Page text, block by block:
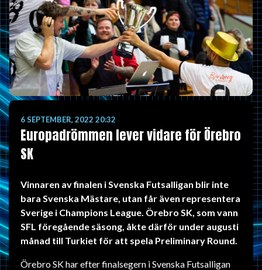
6 SEPTEMBER, 2022 20:32
Europadrömmen lever vidare för Örebro
SK
Vinnaren av finalen i Svenska Futsalligan blir inte
bara Svenska Mästare, utan får även representera
Sverige i Champions League. Örebro SK, som vann
SFL föregående säsong, åkte därför under augusti
månad till Turkiet för att spela Preliminary Round.
Örebro SK har efter finalsegern i Svenska Futsalligan